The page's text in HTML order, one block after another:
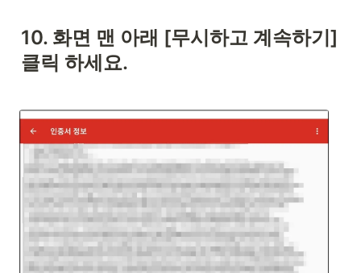
10. 화면 맨 아래 [무시하고 계속하기]
클릭 하세요.